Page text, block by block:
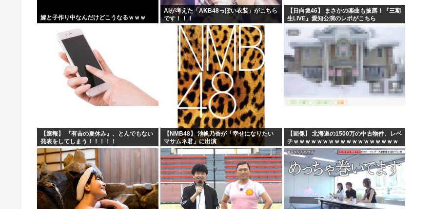
嫁と子作り中なんだけどこうなるｗｗｗ
AIが考えた「AKB48っぽい衣装」がこちら
です！！！
【日向坂46】 まさかの楽曲も披露！『三期
生LIVE』愛知公演のレポがこちら
【速報】 『有吉の夏休み』、とんでもない
発表をしてしまう！！！！！
【NMB48】 池帆乃香が「幸せになりたい
マサムネ君」に出演
【画像】 北海道の1500万の中古物件、レベ
チｗｗｗｗｗｗｗｗｗｗｗｗｗｗｗｗｗｗ
ｗｗ